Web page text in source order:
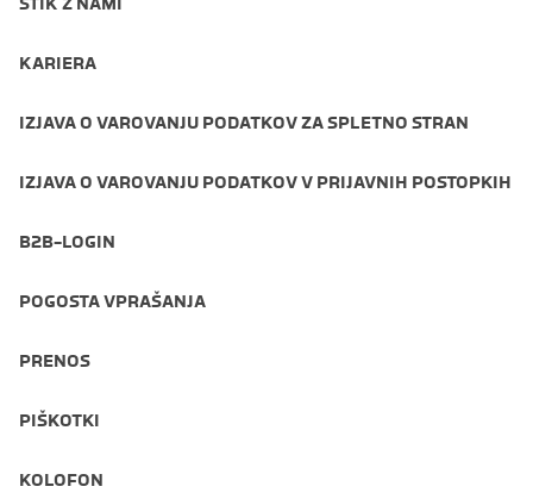
KARIERA
IZJAVA O VAROVANJU PODATKOV ZA SPLETNO STRAN
IZJAVA O VAROVANJU PODATKOV V PRIJAVNIH POSTOPKIH
B2B-LOGIN
POGOSTA VPRAŠANJA
PRENOS
PIŠKOTKI
KOLOFON